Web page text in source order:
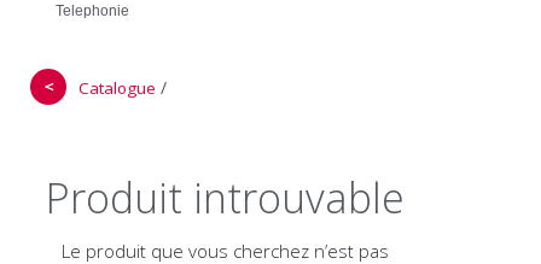
Telephonie
＜ Catalogue /
Produit introuvable
Le produit que vous cherchez n’est pas